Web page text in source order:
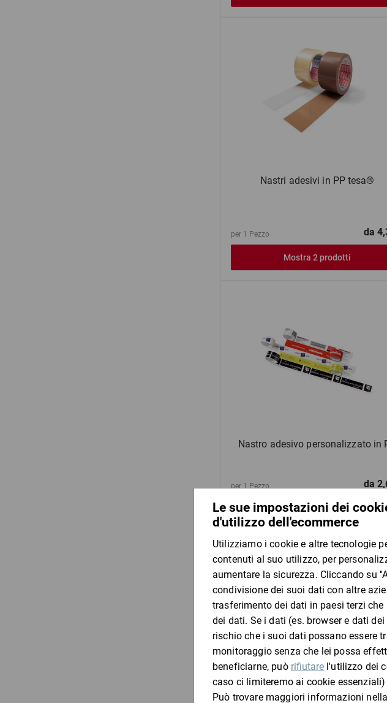
Nastri adesivi in PP tesa®
per 1 Pezzo da
Mostra 2 prodotti
Nastro adesivo personalizzato in
per 1 Pezzo da
Mostra 2 prodotti
Nastro adesivo da imballaggio